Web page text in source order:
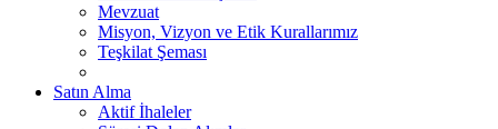
Mevzuat
Misyon, Vizyon ve Etik Kurallarımız
Teşkilat Şeması
Satın Alma
Aktif İhaleler